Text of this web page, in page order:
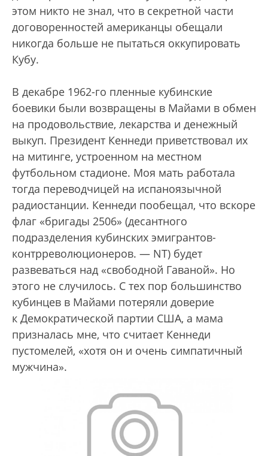
этом никто не знал, что в секретной части
договоренностей американцы обещали
никогда больше не пытаться оккупировать
Кубу.
В декабре 1962-го пленные кубинские
боевики были возвращены в Майами в обмен
на продовольствие, лекарства и денежный
выкуп. Президент Кеннеди приветствовал их
на митинге, устроенном на местном
футбольном стадионе. Моя мать работала
тогда переводчицей на испаноязычной
радиостанции. Кеннеди пообещал, что вскоре
флаг «бригады 2506» (десантного
подразделения кубинских эмигрантов-
контрреволюционеров. — NT) будет
развеваться над «свободной Гаваной». Но
этого не случилось. С тех пор большинство
кубинцев в Майами потеряли доверие
к Демократической партии США, а мама
призналась мне, что считает Кеннеди
пустомелей, «хотя он и очень симпатичный
мужчина».